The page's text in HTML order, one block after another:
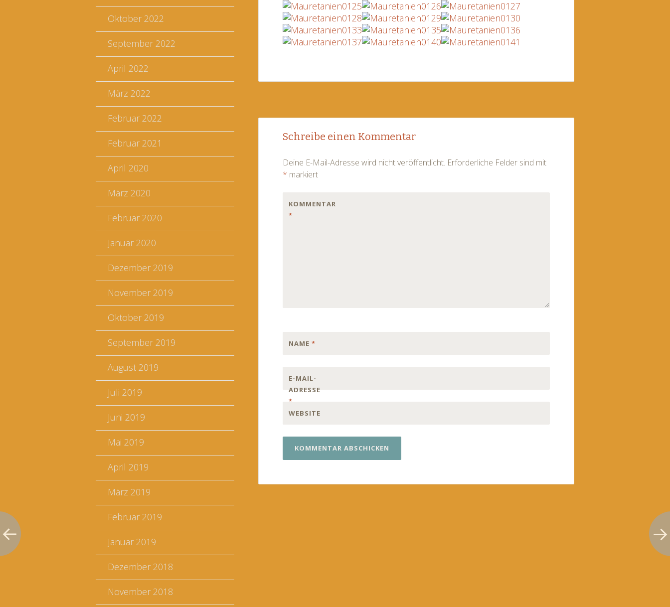
Oktober 2022
September 2022
April 2022
März 2022
Februar 2022
Februar 2021
April 2020
März 2020
Februar 2020
Januar 2020
Dezember 2019
November 2019
Oktober 2019
September 2019
August 2019
Juli 2019
Juni 2019
Mai 2019
April 2019
März 2019
Februar 2019
Januar 2019
Dezember 2018
November 2018
Post
Schreibe einen Kommentar
Deine E-Mail-Adresse wird nicht veröffentlicht. Erforderliche Felder sind mit
* markiert
KOMMENTAR
*
NAME*
E-MAIL-
ADRESSE
*
WEBSITE